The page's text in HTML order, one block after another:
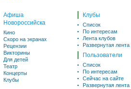
Афиша
Новороссийска
Кино
Скоро на экранах
Рецензии
Викторины
Для детей
Театр
Концерты
Клубы
Клубы
Список
По интересам
Лента клубов
Развернутая лента
Пользователи
Список
По интересам
Сейчас на сайте
Развернутая лента